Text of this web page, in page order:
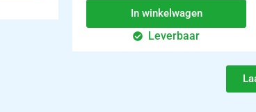
In winkelwagen
Leverbaar